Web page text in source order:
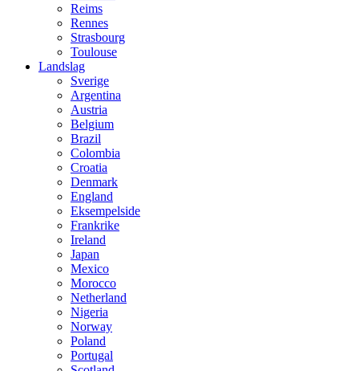
Reims
Rennes
Strasbourg
Toulouse
Landslag
Sverige
Argentina
Austria
Belgium
Brazil
Colombia
Croatia
Denmark
England
Eksempelside
Frankrike
Ireland
Japan
Mexico
Morocco
Netherland
Nigeria
Norway
Poland
Portugal